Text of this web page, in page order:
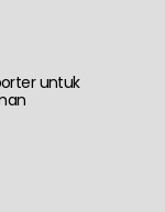
untuk